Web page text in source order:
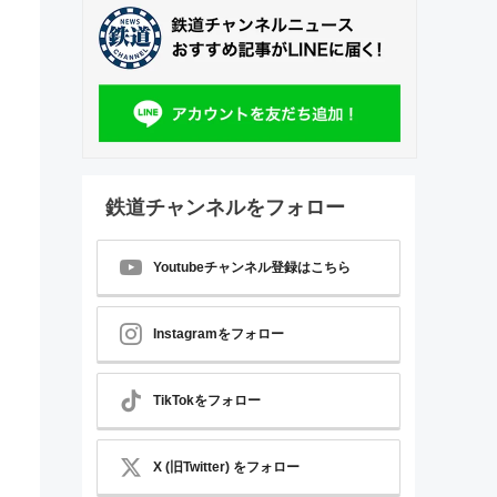
鉄道チャンネルをフォロー
Youtubeチャンネル登録はこちら
Instagramをフォロー
TikTokをフォロー
X (旧Twitter) をフォロー